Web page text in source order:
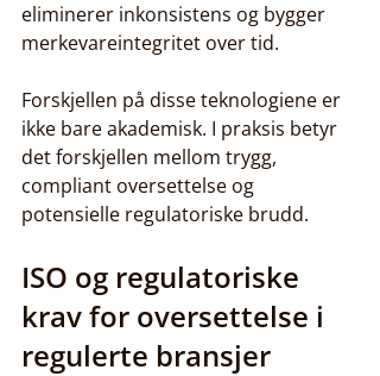
eliminerer inkonsistens og bygger
merkevareintegritet over tid.
Forskjellen på disse teknologiene er
ikke bare akademisk. I praksis betyr
det forskjellen mellom trygg,
compliant oversettelse og
potensielle regulatoriske brudd.
ISO og regulatoriske
krav for oversettelse i
regulerte bransjer